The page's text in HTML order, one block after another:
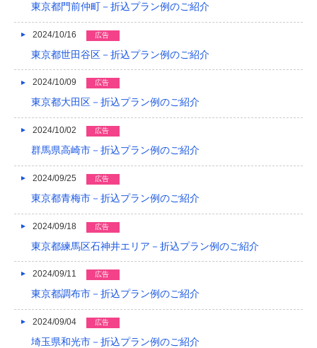
東京都門前仲町－折込プラン例のご紹介
2024/10/16 広告
東京都世田谷区－折込プラン例のご紹介
2024/10/09 広告
東京都大田区－折込プラン例のご紹介
2024/10/02 広告
群馬県高崎市－折込プラン例のご紹介
2024/09/25 広告
東京都青梅市－折込プラン例のご紹介
2024/09/18 広告
東京都練馬区石神井エリア－折込プラン例のご紹介
2024/09/11 広告
東京都調布市－折込プラン例のご紹介
2024/09/04 広告
埼玉県和光市－折込プラン例のご紹介